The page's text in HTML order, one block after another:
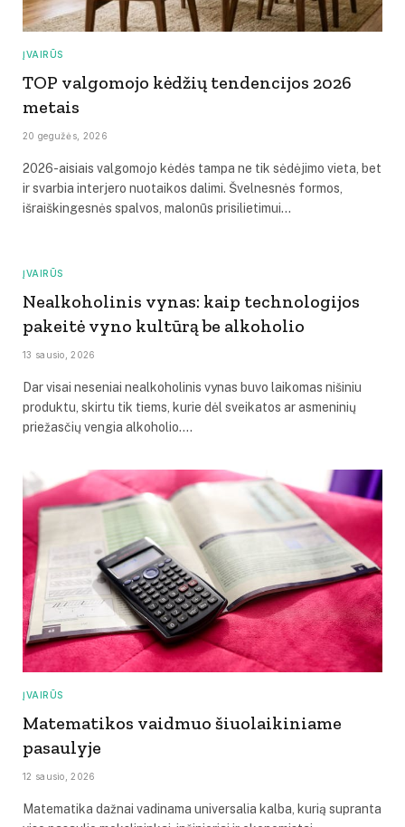
ĮVAIRŪS
TOP valgomojo kėdžių tendencijos 2026
metais
20 gegužės, 2026
2026-aisiais valgomojo kėdės tampa ne tik sėdėjimo vieta, bet
ir svarbia interjero nuotaikos dalimi. Švelnesnės formos,
išraiškingesnės spalvos, malonūs prisilietimui…
ĮVAIRŪS
Nealkoholinis vynas: kaip technologijos
pakeitė vyno kultūrą be alkoholio
13 sausio, 2026
Dar visai neseniai nealkoholinis vynas buvo laikomas nišiniu
produktu, skirtu tik tiems, kurie dėl sveikatos ar asmeninių
priežasčių vengia alkoholio.…
ĮVAIRŪS
Matematikos vaidmuo šiuolaikiniame
pasaulyje
12 sausio, 2026
Matematika dažnai vadinama universalia kalba, kurią supranta